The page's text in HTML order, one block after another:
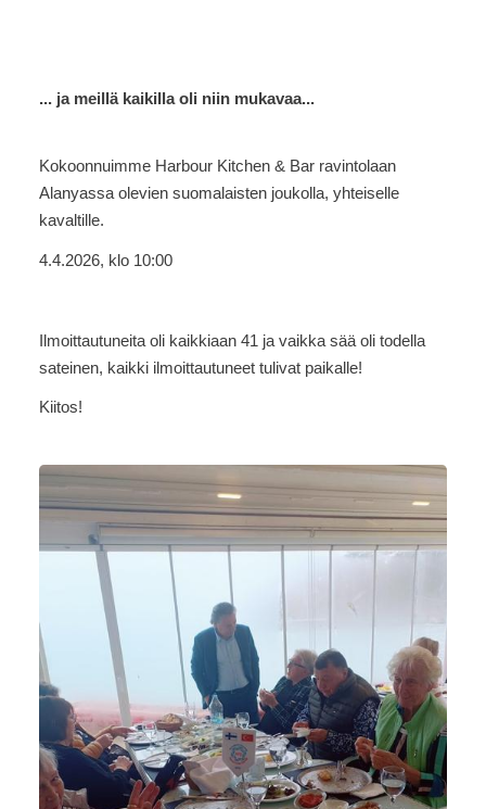
... ja meillä kaikilla oli niin mukavaa...
Kokoonnuimme Harbour Kitchen & Bar ravintolaan
Alanyassa olevien suomalaisten joukolla, yhteiselle
kavaltille.
4.4.2026, klo 10:00
Ilmoittautuneita oli kaikkiaan 41 ja vaikka sää oli todella
sateinen, kaikki ilmoittautuneet tulivat paikalle!
Kiitos!